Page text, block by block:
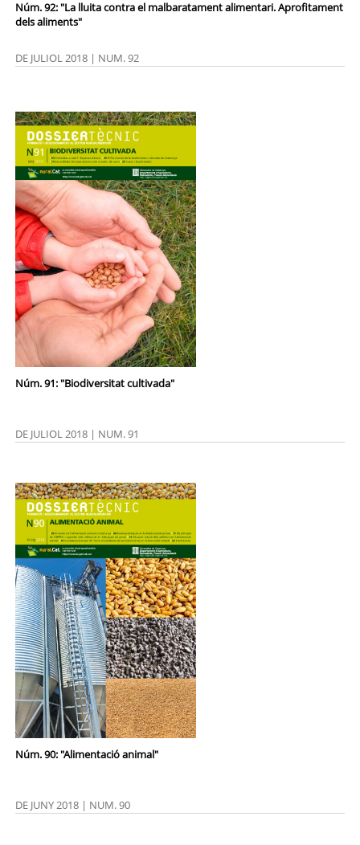
Núm. 92: "La lluita contra el malbaratament alimentari. Aprofitament
dels aliments"
DE JULIOL 2018 | NUM. 92
Núm. 91: "Biodiversitat cultivada"
DE JULIOL 2018 | NUM. 91
Núm. 90: "Alimentació animal"
DE JUNY 2018 | NUM. 90